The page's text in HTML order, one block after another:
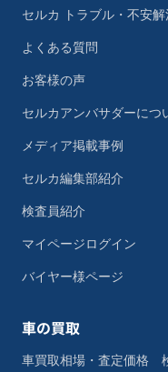
セルカ トラブル・不安解
よくある質問
お客様の声
セルカアンバサダーにつ
メディア掲載事例
セルカ編集部紹介
検査員紹介
マイページログイン
バイヤー様ページ
車の買取
車買取相場・査定価格